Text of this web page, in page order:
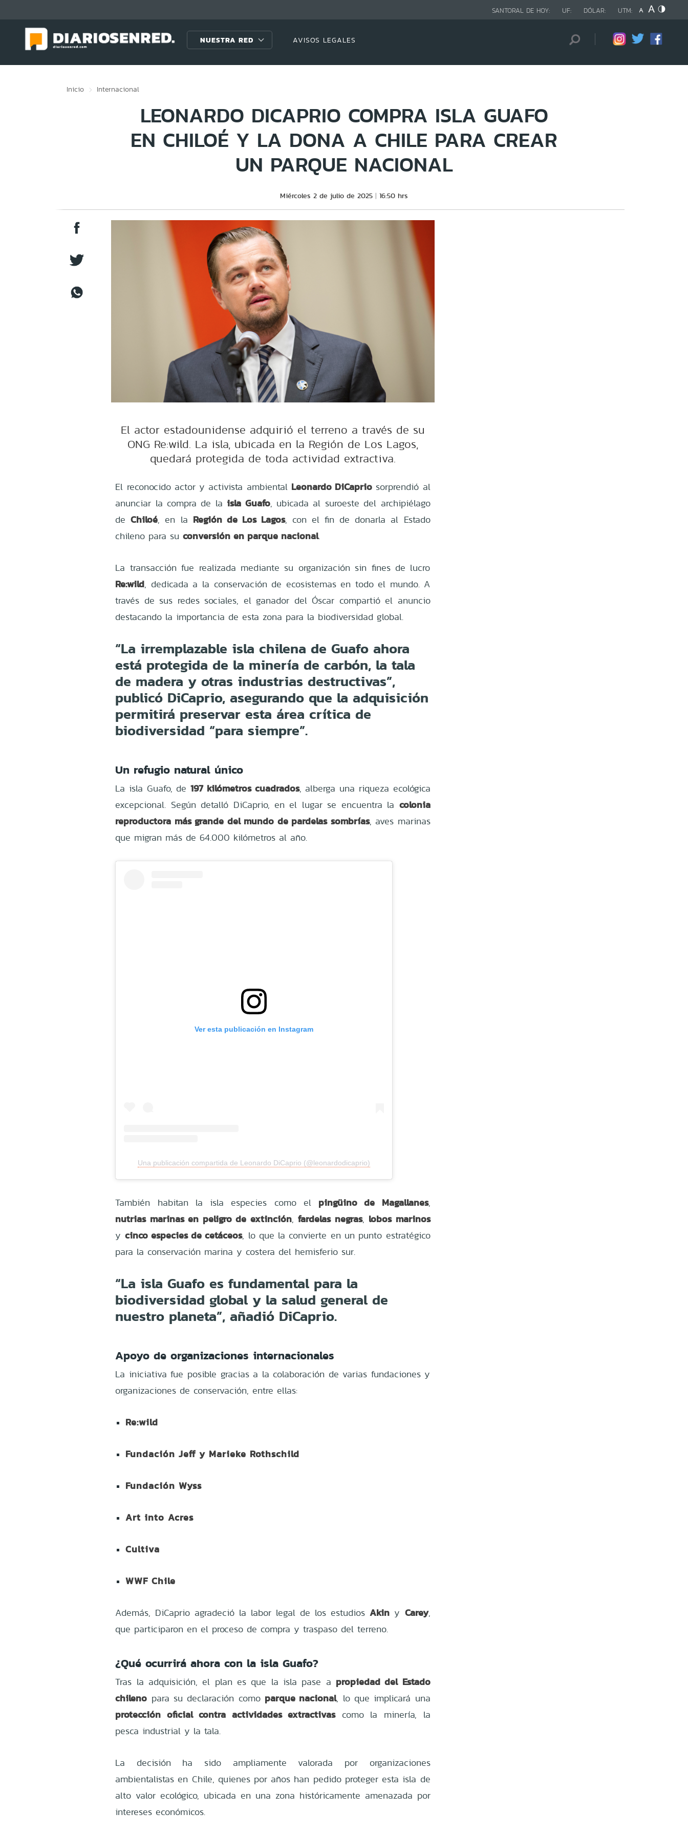
SANTORAL DE HOY: UF: DÓLAR: UTM:
NUESTRA RED AVISOS LEGALES
Inicio Internacional
LEONARDO DICAPRIO COMPRA ISLA GUAFO
EN CHILOÉ Y LA DONA A CHILE PARA CREAR
UN PARQUE NACIONAL
Miércoles 2 de julio de 2025 16:50 hrs
El actor estadounidense adquirió el terreno a través de su
ONG Re:wild. La isla, ubicada en la Región de Los Lagos,
quedará protegida de toda actividad extractiva.
El reconocido actor y activista ambiental Leonardo DiCaprio sorprendió al
anunciar la compra de la isla Guafo, ubicada al suroeste del archipiélago
deChiloé, en la Región de Los Lagos, con el fin de donarla al Estado
chileno para suconversión en parque nacional.
La transacción fue realizada mediante su organización sin fines de lucro
Re:wild, dedicada a la conservación de ecosistemas en todo el mundo. A
través de sus redes sociales, el ganador del Óscar compartió el anuncio
destacando la importancia de esta zona para la biodiversidad global.
“La irremplazable isla chilena de Guafo ahora
está protegida de la minería de carbón, la tala
de madera y otras industrias destructivas”,
publicó DiCaprio, asegurando que la adquisición
permitirá preservar esta área crítica de
biodiversidad “para siempre”.
Un refugio natural único
La isla Guafo, de197 kilómetros cuadrados, alberga una riqueza ecológica
excepcional. Según detalló DiCaprio, en el lugar se encuentra la colonia
reproductora más grande del mundo de pardelas sombrías, aves marinas
que migran más de 64.000 kilómetros al año.
Ver esta publicación en Instagram
Una publicación compartida de Leonardo DiCaprio (@leonardodicaprio)
También habitan la isla especies como el pingüino de Magallanes,
nutrias marinas en peligro de extinción,fardelas negras, lobos marinos
y cinco especies de cetáceos, lo que la convierte en un punto estratégico
para la conservación marina y costera del hemisferio sur.
“La isla Guafo es fundamental para la
biodiversidad global y la salud general de
nuestro planeta”, añadió DiCaprio.
Apoyo de organizaciones internacionales
La iniciativa fue posible gracias a la colaboración de varias fundaciones y
organizaciones de conservación, entre ellas:
Re:wild
Fundación Jeff y Marieke Rothschild
Fundación Wyss
Art into Acres
Cultiva
WWF Chile
Además, DiCaprio agradeció la labor legal de los estudiosAkin y Carey,
que participaron en el proceso de compra y traspaso del terreno.
¿Qué ocurrirá ahora con la isla Guafo?
Tras la adquisición, el plan es que la isla pase a propiedad del Estado
chileno para su declaración como parque nacional, lo que implicará una
protección oficial contra actividades extractivascomo la minería, la
pesca industrial y la tala.
La decisión ha sido ampliamente valorada por organizaciones
ambientalistas en Chile, quienes por años han pedido proteger esta isla de
alto valor ecológico, ubicada en una zona históricamente amenazada por
intereses económicos.